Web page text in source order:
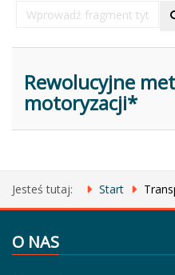
Wprowadź
fragment
Rewolucyjne
motoryzacji*
Jesteś tutaj: Start
O NAS